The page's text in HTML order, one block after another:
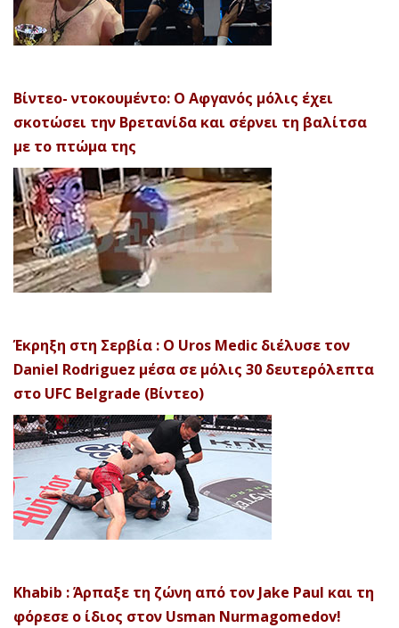
Βίντεο- ντοκουμέντο: Ο Αφγανός μόλις έχει
σκοτώσει την Βρετανίδα και σέρνει τη βαλίτσα
με το πτώμα της
Έκρηξη στη Σερβία : Ο Uros Medic διέλυσε τον
Daniel Rodriguez μέσα σε μόλις 30 δευτερόλεπτα
στο UFC Belgrade (Βίντεο)
Khabib : Άρπαξε τη ζώνη από τον Jake Paul και τη
φόρεσε ο ίδιος στον Usman Nurmagomedov!